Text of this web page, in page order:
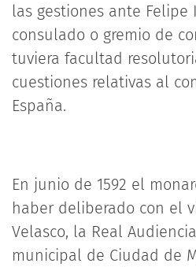
las gestiones ante
consulado o gremio de
tuviera facultad
cuestiones relativas al
España.
En junio de 1592 el
haber deliberado con el
Velasco, la Real
municipal de Ciudad de